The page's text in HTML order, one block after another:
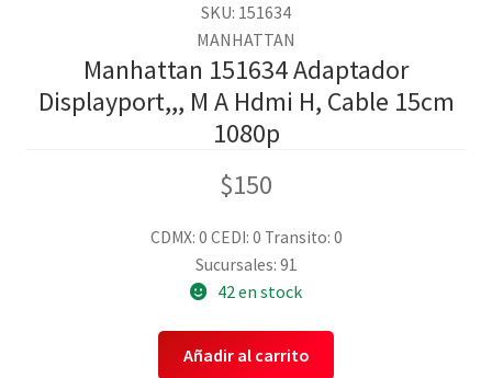
SKU: 151634
MANHATTAN
Manhattan 151634 Adaptador
Displayport,,, M A Hdmi H, Cable 15cm
1080p
$150
CDMX: 0 CEDI: 0 Transito: 0
Sucursales: 91
42 en stock
Añadir al carrito